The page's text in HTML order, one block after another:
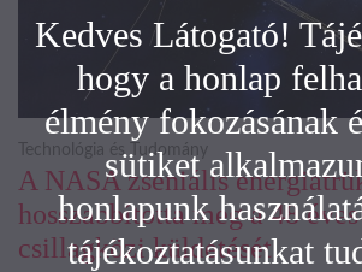
A NASA zseniális
hosszabbította meg a 48
csillagközi küldetését
Technológia és Tudomány
Kedves Látogató!
hogy a honlap
élmény fokozásának
sütiket
honlapunk
tájékoztatásunkat